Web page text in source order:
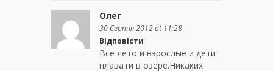
Олег
30 Серпня 2012 at 11:28
Відповісти
Все лето и взрослые и дети
плавати в озере.Никаких